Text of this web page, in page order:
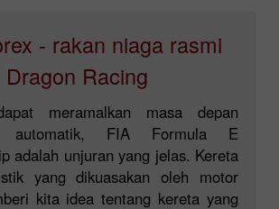
- rakan niaga rasmi
Dragon Racing
meramalkan masa depan
automatik, FIA Formula E
adalah unjuran yang jelas. Kereta
yang dikuasakan oleh motor
kita idea tentang kereta yang